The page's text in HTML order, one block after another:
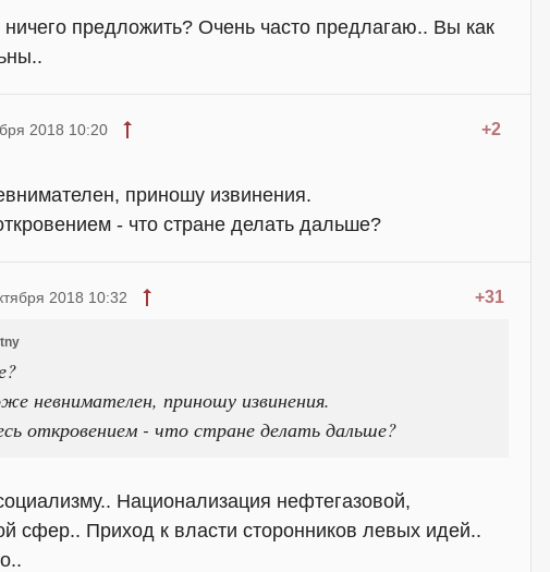
предложить? Очень часто предлагаю.. Вы как
+2
2018 10:20
приношу извинения.
- что стране делать дальше?
+31
2018 10:32
невнимателен, приношу извинения.
откровением - что стране делать дальше?
Национализация нефтегазовой,
сфер.. Приход к власти сторонников левых идей..